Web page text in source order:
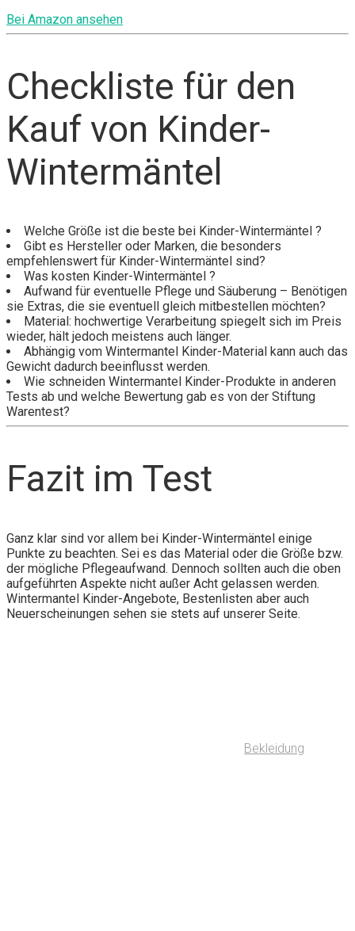
Bei Amazon ansehen
Checkliste für den
Kauf von Kinder-
Wintermäntel
Welche Größe ist die beste bei Kinder-Wintermäntel ?
Gibt es Hersteller oder Marken, die besonders
empfehlenswert für Kinder-Wintermäntel sind?
Was kosten Kinder-Wintermäntel ?
Aufwand für eventuelle Pflege und Säuberung – Benötigen
sie Extras, die sie eventuell gleich mitbestellen möchten?
Material: hochwertige Verarbeitung spiegelt sich im Preis
wieder, hält jedoch meistens auch länger.
Abhängig vom Wintermantel Kinder-Material kann auch das
Gewicht dadurch beeinflusst werden.
Wie schneiden Wintermantel Kinder-Produkte in anderen
Tests ab und welche Bewertung gab es von der Stiftung
Warentest?
Fazit im Test
Ganz klar sind vor allem bei Kinder-Wintermäntel einige
Punkte zu beachten. Sei es das Material oder die Größe bzw.
der mögliche Pflegeaufwand. Dennoch sollten auch die oben
aufgeführten Aspekte nicht außer Acht gelassen werden.
Wintermantel Kinder-Angebote, Bestenlisten aber auch
Neuerscheinungen sehen sie stets auf unserer Seite.
Bekleidung